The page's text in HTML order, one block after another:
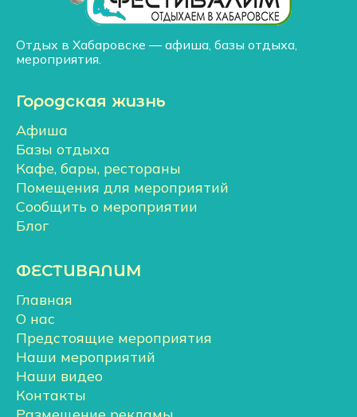
Отдых в Хабаровске — афиша, базы отдыха,
мероприятия.
Городская жизнь
Афиша
Базы отдыха
Кафе, бары, рестораны
Помещения для мероприятий
Сообщить о мероприятии
Блог
ФЕСТИВАЛИМ
Главная
О нас
Предстоящие мероприятия
Наши мероприятий
Наши видео
Контакты